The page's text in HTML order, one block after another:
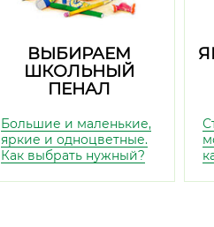
ВЫБИРАЕМ
ШКОЛЬНЫЙ
ПЕНАЛ
Большие и маленькие,
яркие и одноцветные.
Как выбрать нужный?